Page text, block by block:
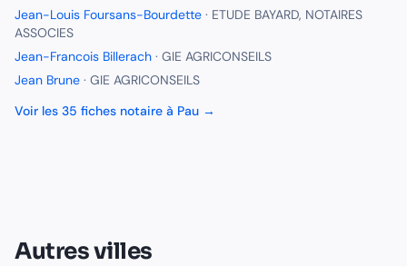
Jean-Louis Foursans-Bourdette · ETUDE BAYARD, NOTAIRES
ASSOCIES
Jean-Francois Billerach · GIE AGRICONSEILS
Jean Brune · GIE AGRICONSEILS
Voir les 35 fiches notaire à Pau →
Autres villes